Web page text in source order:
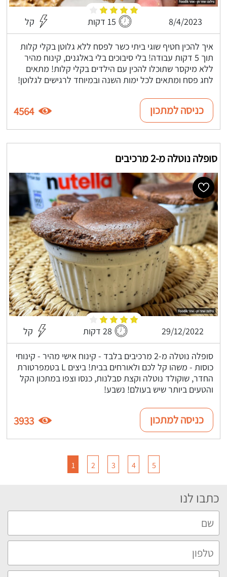
8/4/2023 15 דקות קל
איך להכין חטיף שוגי ביתי כשר לפסח ללא גלוטן בקלי קלות
תוך 5 דקות עבודה! בלי סיבוכים בלי באלגנים, קינוח מהיר
ללא מיקסר שתוכלו להכין עם הילדים בקלי קלות! מתאים
לחג פסח ומתאים לכל ימות השנה ובמיוחד לרגישים לגלוטן!
כניסה למתכון 4564
סופלה נוטלה מ-2 מרכיבים
29/12/2022 28 דקות קל
סופלה נוטלה מ-2 מרכיבים בלבד - קינוח אישי מהיר - קינוחי
כוסות - משהו קל לכם ולאורחים בבית! ביצים L בטמפרטורת
החדר, שוקולד נוטלה וקצת סבלנות, כנסו וצפו במתכון הקל
והטעים ביותר שיש בעולם! נשבע!
כניסה למתכון 3933
1 2 3 4 5
כתבו לנו